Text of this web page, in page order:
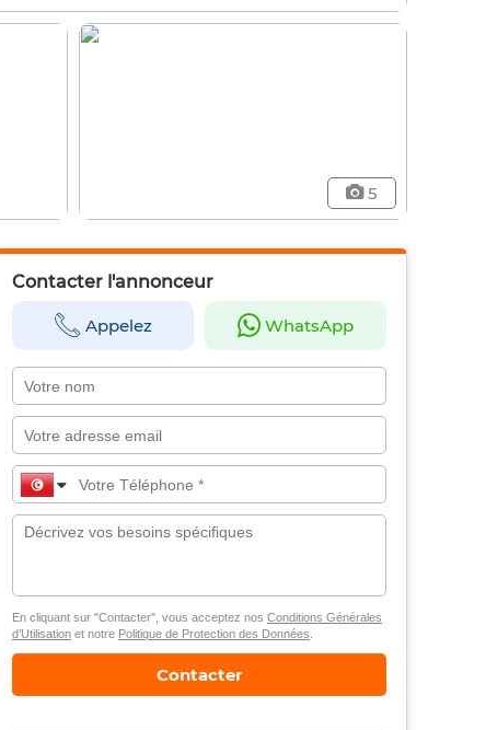
5
Contacter l'annonceur
Appelez WhatsApp
En cliquant sur "Contacter", vous acceptez nos Conditions Générales
d’Utilisationet notre Politique de Protection des Données
Contacter